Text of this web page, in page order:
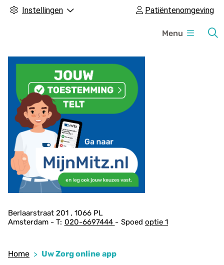
Instellingen Patiëntenomgeving
Menu
A
d
e
Berlaarstraat 201
1066 PL
Amsterdam
020-6697444 Spoed optie 1
Home Uw Zorg online app